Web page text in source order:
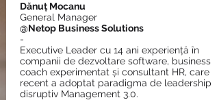
Dănuț Mocanu
General Manager
@Netop Business Solutions
-
Executive Leader cu 14 ani experiență în
companii de dezvoltare software, business
coach experimentat și consultant HR, care
recent a adoptat paradigma de leadership
disruptiv Management 3.0.